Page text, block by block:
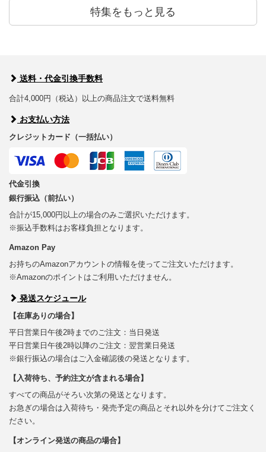
特集をもっと見る
送料・代金引換手数料
合計4,000円（税込）以上の商品注文で送料無料
お支払い方法
クレジットカード（一括払い）
代金引換
銀行振込（前払い）
合計が15,000円以上の場合のみご選択いただけます。
※振込手数料はお客様負担となります。
Amazon Pay
お持ちのAmazonアカウントの情報を使ってご注文いただけます。
※Amazonのポイントはご利用いただけません。
発送スケジュール
【在庫ありの場合】
平日営業日午後2時までのご注文：当日発送
平日営業日午後2時以降のご注文：翌営業日発送
※銀行振込の場合はご入金確認後の発送となります。
【入荷待ち、予約注文が含まれる場合】
すべての商品がそろい次第の発送となります。
お急ぎの場合は入荷待ち・発売予定の商品とそれ以外を分けてご注文く
ださい。
【オンライン発送の商品の場合】